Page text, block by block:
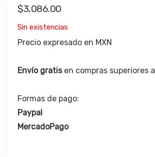
$3,086.00
Sin existencias
Precio expresado en MXN
Envío gratisen compras superiores a
Formas de pago:
Paypal
MercadoPago